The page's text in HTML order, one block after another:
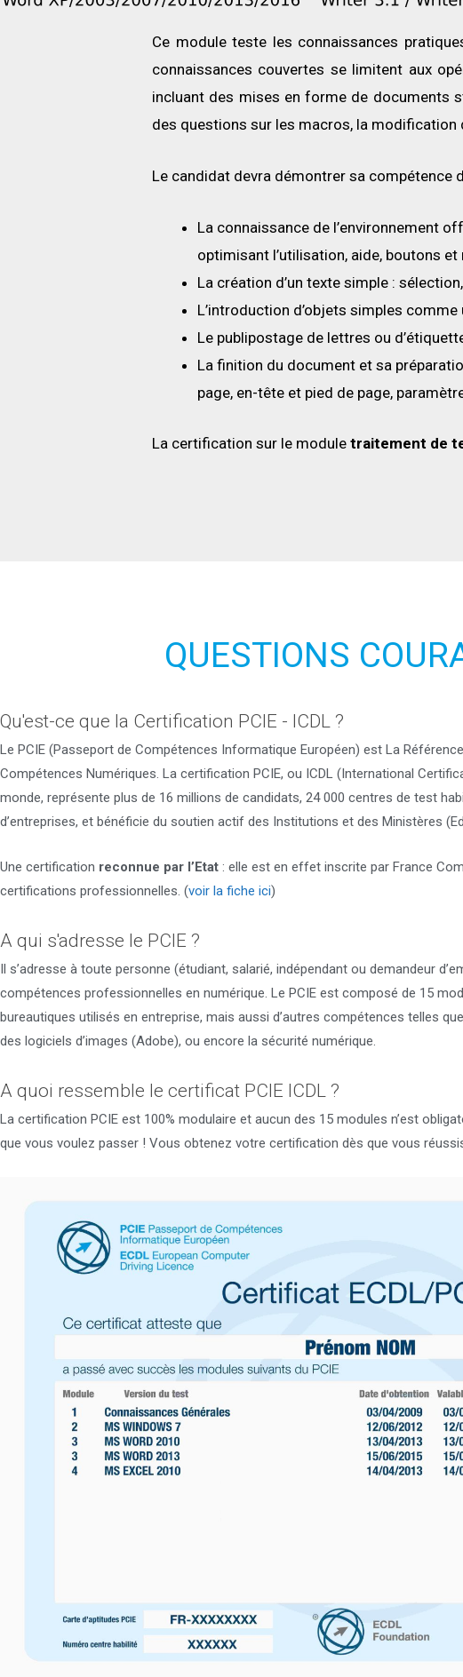
Ce module teste les connaissances
connaissances couvertes se limitent aux
incluant des mises en forme de documents
des questions sur les macros, la modification
Le candidat devra démontrer sa compétence
La connaissance de l’environnement
optimisant l’utilisation, aide, boutons
La création d’un texte simple :
L’introduction d’objets simples comme
Le publipostage de lettres ou
La finition du document et sa
page, en-tête et pied de page,
La certification sur le module traitement de
QUESTIONS
Qu'est-ce que la Certification PCIE - ICDL ?
Le PCIE (Passeport de Compétences Informatique Européen) est La
Compétences Numériques. La certification PCIE, ou ICDL (International
monde, représente plus de 16 millions de candidats, 24 000 centres de test
d’entreprises, et bénéficie du soutien actif des Institutions et des Ministères
Une certification reconnue par l’Etat : elle est en effet inscrite par France
certifications professionnelles. (voir la fiche ici)
A qui s'adresse le PCIE ?
Il s’adresse à toute personne (étudiant, salarié, indépendant ou demandeur
compétences professionnelles en numérique. Le PCIE est composé de 15
bureautiques utilisés en entreprise, mais aussi d’autres compétences telles
des logiciels d’images (Adobe), ou encore la sécurité numérique.
A quoi ressemble le certificat PCIE ICDL ?
La certification PCIE est 100% modulaire et aucun des 15 modules n’est
que vous voulez passer ! Vous obtenez votre certification dès que vous